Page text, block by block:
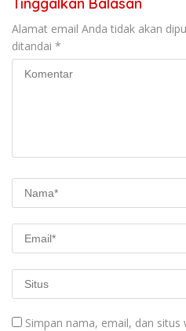
Alamat email Anda tidak akan
ditandai *
Simpan nama, email, dan